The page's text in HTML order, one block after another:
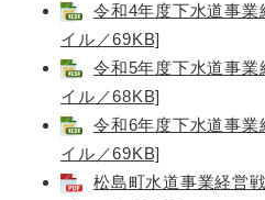
令和4年度下水道事
イル／69KB]
令和5年度下水道事
イル／68KB]
令和6年度下水道事
イル／69KB]
松島町水道事業経営